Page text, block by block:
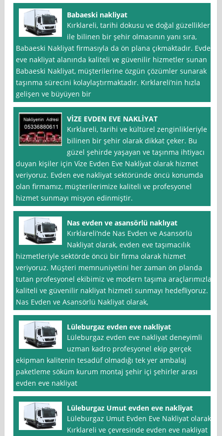
Babaeski nakliyat
Kırklareli, tarihi dokusu ve doğal güzellikleri
ile bilinen bir şehir olmasının yanı sıra,
Babaeski Nakliyat firmasıyla da ön plana çıkmaktadır. Evden
eve nakliyat alanında kaliteli ve güvenilir hizmetler sunan
Babaeski Nakliyat, müşterilerine özgün çözümler sunarak
taşınma sürecini kolaylaştırmaktadır. Kırklareli’nin hızla
gelişen ve büyüyen bir
VİZE EVDEN EVE NAKLİYAT
Kırklareli, tarihi ve kültürel zenginlikleriyle
bilinen bir şehir olarak dikkat çeker. Bu
güzel şehirde yaşayan ve taşınma ihtiyacı
duyan kişiler için Vi̇ze Evden Eve Nakli̇yat olarak hizmet
veriyoruz. Evden eve nakliyat sektöründe öncü konumda
olan firmamız, müşterilerimize kaliteli ve profesyonel
hizmet sunmayı misyon edinmiştir.
Nas evden ve asansörlü naklıyat
Kırklareli’nde Nas Evden ve Asansörlü
Nakliyat olarak, evden eve taşımacılık
hizmetleriyle sektörde öncü bir firma olarak hizmet
veriyoruz. Müşteri memnuniyetini her zaman ön planda
tutan profesyonel ekibimiz ve modern taşıma araçlarımızla,
kaliteli ve güvenilir nakliyat hizmeti sunmayı hedefliyoruz.
Nas Evden ve Asansörlü Nakliyat olarak,
Lüleburgaz evden eve nakliyat
Lüleburgaz evden eve nakliyat deneyimli
uzman kadro profesyonel ekip gerçek
ekipman kalitenin tesadüf olmadığı tek yer ambalaj
paketleme söküm kurum montaj şehir içi şehirler arası
evden eve nakliyat
Lüleburgaz Umut evden eve nakliyat
Lüleburgaz Umut Evden Eve Nakliyat olarak,
Kırklareli ve çevresinde evden eve nakliyat